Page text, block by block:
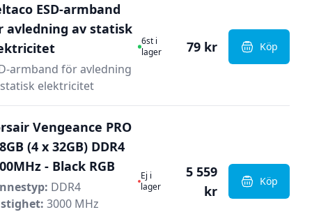
ESD-armband
avledning av statisk
armband för avledning
elektricitet
I Lager
6st i
lager
79 kr Köp
, Deltaco
Vengeance PRO
(4 x 32GB) DDR4
- Black RGB
DDR4
3000 MHz
Ej i lager
Ej i
lager
5 559
kr
Köp
, Corsair